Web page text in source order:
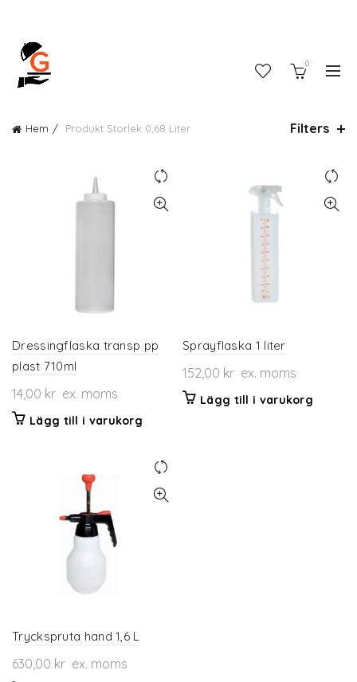
0
Hem Produkt Storlek 0,68 Liter Filters
Dressingflaska transp pp
plast 710ml
14,00 kr ex. moms
Lägg till i varukorg
Sprayflaska 1 liter
152,00 kr ex. moms
Lägg till i varukorg
Tryckspruta hand 1,6 L
630,00 kr ex. moms